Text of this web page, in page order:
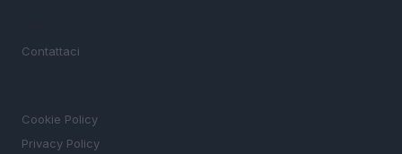
Contattaci
Cookie Policy
Privacy Policy